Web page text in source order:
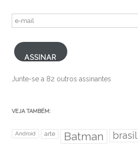
e-
ASSINAR
Junte-se a 82 outros assinantes
VEJA TAMBÉM:
Android arte Batman brasil